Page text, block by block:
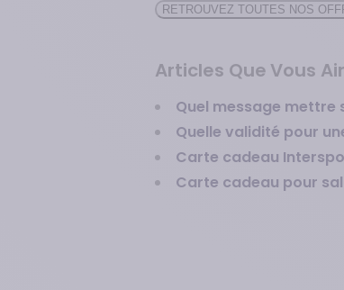
RETROUVEZ TOUTES NOS
Articles Que Vous
Quel message mettre
Quelle validité pour
Carte cadeau
Carte cadeau pour